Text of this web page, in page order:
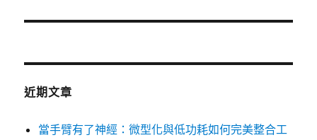
文
近期文章
當手臂有了神經：微型化與低功耗如何完美整合工